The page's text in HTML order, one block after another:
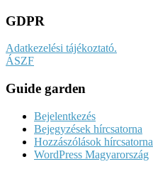
GDPR
Adatkezelési tájékoztató.
ÁSZF
Guide garden
Bejelentkezés
Bejegyzések hírcsatorna
Hozzászólások hírcsatorna
WordPress Magyarország